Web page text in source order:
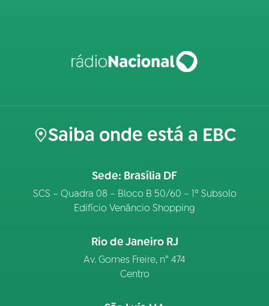
Saiba onde está a EBC
Sede: Brasília DF
SCS – Quadra 08 – Bloco B 50/60 – 1º Subsolo
Edifício Venâncio Shopping
Rio de Janeiro RJ
Av. Gomes Freire, n° 474
Centro